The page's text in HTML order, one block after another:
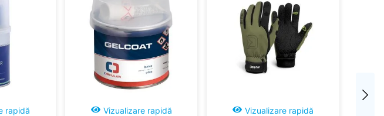
rapidă Vizualizare rapidă Vizualizare rapidă